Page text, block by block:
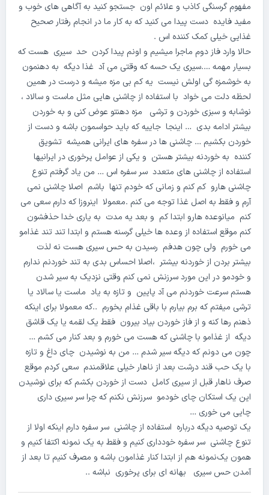
مفهوم گرسنگی کاذب و علائم اون جستجو کنید به آگاهی های خوب و
مفید فایده دست پیدا می کنید که به کار ما در انجام رفتار صحیح
غذایی خیلی کمک کننده اس .
حالا وارد فاز دوم ماجرا میشیم و اونم پیدا کردن حد سیری هست که
بسیار مهمه ….سیری یک حسه که وقتی می آد غذا دیگه به دهنمون
به خوشمزه گی اولش نیست یه کم بی مزه میشه و درست در همین
لحظه دلت می خواد با استفاده از چاشنی هایی مثل ماست و سالاد ،
نوشابه و سبزی خوردن و ترشی مزه دهنتو عوض کنی و به خوردن
بیشتر ادامه بدی … اینجا جاییه که باید حواسمون باشه و دست از
خوردن بکشیم … چاشنی ها در سفره های ایرانی همیشه تشویق
کننده به خوردنه بیشتر هستن و یکی از عوامل پرخوری در ایرانیها
استفاده از چاشنی های متعدد سر سفره اس … من یاد گرفتم تنوع
چاشنی هارو کم کنم و زمانی که خودم تنها باشم اصلا چاشنی نمی
آرم و فقط به اصل غذا توجه می کنم .معمولا اینروزا که دارم سعی می
کنم میانوعده هارو ابتدا کم و بعد یه مدت به یاری خدا حذفشون
کنم موقع استفاده از وعده ها خیلی گرسنه هستم و ابتدا تند تند غذامو
می خورم ولی چون هدفم رسیدن به حس سیری هست نه لذت
بیشتر بردن از خوردنه بیشتر ،اصلا احساس بدی به تند خوردنم ندارم
و خودمو در این مورد سرزنش نمی کنم وقتی نزدیک به سیر شدن
هستم سرعت خوردنم می آد پایین و تازه به یاد ماست یا سالاد یا
ترشی میفتم که برم بیارم با باقی غذام بخورم ..که معمولا برای اینکه
ذهنم رها کنه و از فاز خوردن بیاد بیرون فقط یک لقمه یا یک قاشق
دیگه از غذامو با چاشنی که هست می خورم و بعد کنار می کشم …
چون می دونم که دیگه سیر شدم … من به نوشیدن چای داغ و تازه
با یک حب قند درشت بعد از ناهار خیلی علاقمندم سعی کردم موقع
صرف ناهار قبل از سیری کامل دست از خوردن بکشم که برای نوشیدن
این یک استکان چای خودمو سرزنش نکنم که چرا سر سیری داری
چایی می خوری …
یک توصیه دیگه درباره استفاده از چاشنی سر سفره دارم اینکه اولا از
تنوع چاشنی سر سفره خودداری کنیم و فقط به یک نمونه اکتفا کنیم و
همون یک‌نمونه هم از ابتدا کنار غذامون باشه و مصرف کنیم تا بعد از
آمدن حس سیری بهانه ای برای پرخوری نباشه ..